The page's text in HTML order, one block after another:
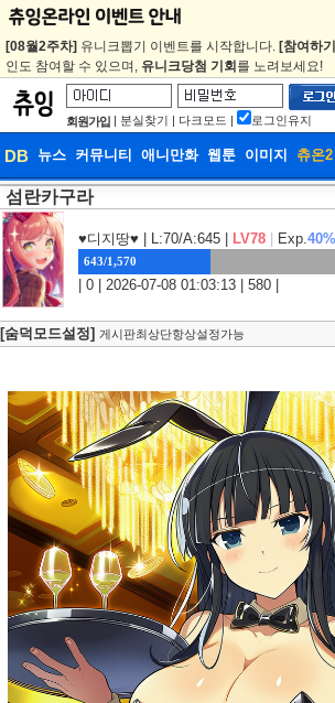
[08월2주차] 유니크뽑기 이벤트를 시작합니다. [참여하
인도 참여할 수 있으며, 유니크당첨 기회 를 노려보세요!
회원가입 | 분실찾기 | 다크모드 | 로그인유지
DB 뉴스 커뮤니티 애니만화 웹툰 이미지 츄온2
DB
웹툰 이미지 츄온2
섬란카구라
♥디지땅♥ | L:70/A:645 | LV78 Exp.40%
643/1,570
| 0 | 2026-07-08 01:03:13 | 580 |
[숨덕모드설정] 게시판최상단항상설정가능